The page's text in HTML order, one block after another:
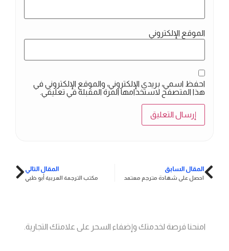
امنحنا فرصة لخدمتك وإضفاء السحر على علامتك التجارية.
الموقع الإلكتروني
احفظ اسمي، بريدي الإلكتروني، والموقع الإلكتروني في
هذا المتصفح لاستخدامها المرة المقبلة في تعليقي.
المقال السابق
احصل على شهادة مترجم معتمد
المقال التالي
مكتب الترجمة العربية أبو ظبي